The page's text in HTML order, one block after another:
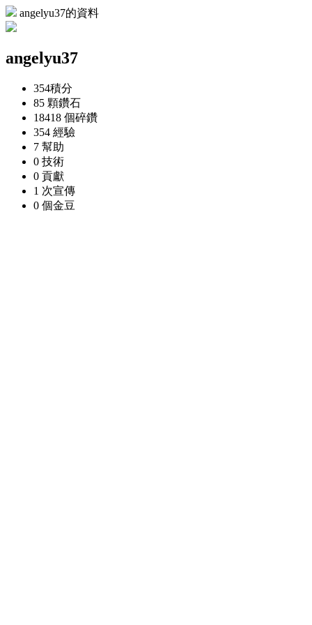
angelyu37的資料
angelyu37
354積分
85 顆鑽石
18418 個碎鑽
354 經驗
7 幫助
0 技術
0 貢獻
1 次宣傳
0 個金豆